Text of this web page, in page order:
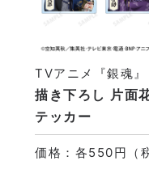
描き下ろし 片面
テッカー
TVアニメ『銀魂』
価格：各550円（